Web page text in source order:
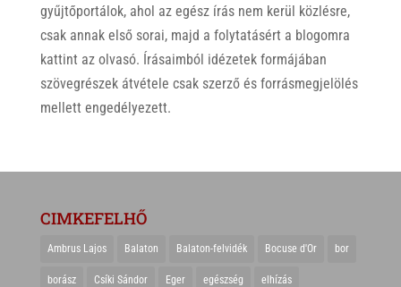
gyűjtőportálok, ahol az egész írás nem kerül közlésre,
csak annak első sorai, majd a folytatásért a blogomra
kattint az olvasó. Írásaimból idézetek formájában
szövegrészek átvétele csak szerző és forrásmegjelölés
mellett engedélyezett.
CIMKEFELHŐ
Ambrus Lajos Balaton Balaton-felvidék Bocuse d'Or bor
borász Csíki Sándor Eger egészség elhízás